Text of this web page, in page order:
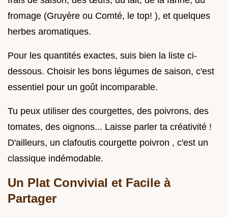
fromage (Gruyère ou Comté, le top! ), et quelques
herbes aromatiques.
Pour les quantités exactes, suis bien la liste ci-
dessous. Choisir les bons légumes de saison, c'est
essentiel pour un goût incomparable.
Tu peux utiliser des courgettes, des poivrons, des
tomates, des oignons... Laisse parler ta créativité !
D'ailleurs, un clafoutis courgette poivron , c'est un
classique indémodable.
Un Plat Convivial et Facile à
Partager